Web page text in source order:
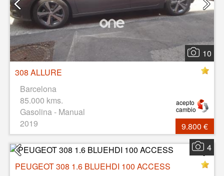
10
308 ALLURE
Barcelona
85.000 kms.
Gasolina - Manual
2019
9.800 €
acepto
cambio
4
PEUGEOT 308 1.6 BLUEHDI 100 ACCESS